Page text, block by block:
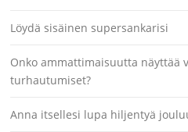
Löydä sisäinen supersankarisi
Onko ammattimaisuutta näyttää
turhautumiset?
Anna itsellesi lupa hiljentyä